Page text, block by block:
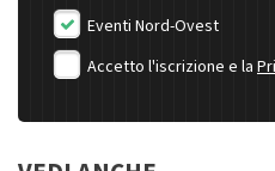
Eventi Nord-Ovest
Accetto l'iscrizione e la